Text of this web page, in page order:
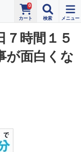
0
時間１５
が面白くな